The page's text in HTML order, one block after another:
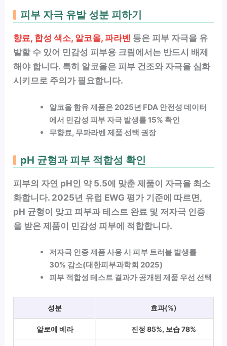
피부 자극 유발 성분 피하기
향료, 합성 색소, 알코올, 파라벤 등은 피부 자극을 유
발할 수 있어 민감성 피부용 크림에서는 반드시 배제
해야 합니다. 특히 알코올은 피부 건조와 자극을 심화
시키므로 주의가 필요합니다.
알코올 함유 제품은 2025년 FDA 안전성 데이터
에서 민감성 피부 자극 발생률 15% 확인
무향료, 무파라벤 제품 선택 권장
pH 균형과 피부 적합성 확인
피부의 자연 pH인 약 5.5에 맞춘 제품이 자극을 최소
화합니다. 2025년 유럽 EWG 평가 기준에 따르면,
pH 균형이 맞고 피부과 테스트 완료 및 저자극 인증
을 받은 제품이 민감성 피부에 적합합니다.
저자극 인증 제품 사용 시 피부 트러블 발생률
30% 감소(대한피부과학회 2025)
피부 적합성 테스트 결과가 공개된 제품 우선 선택
성분 효과(%)
알로에 베라 진정 85%, 보습 78%